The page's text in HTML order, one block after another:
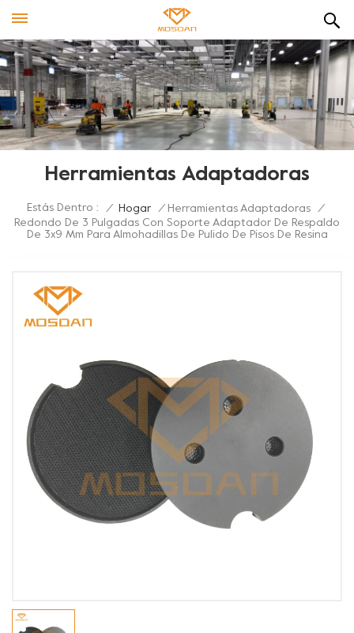
Herramientas Adaptadoras
Estás Dentro : / Hogar / Herramientas Adaptadoras
/
Redondo De 3 Pulgadas Con Soporte Adaptador De Respaldo
De 3x9 Mm Para Almohadillas De Pulido De Pisos De Resina